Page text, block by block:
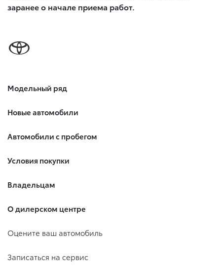
заранее о начале приема работ.
Модельный ряд
Новые автомобили
Автомобили с пробегом
Условия покупки
Владельцам
О дилерском центре
Оцените ваш автомобиль
Записаться на сервис